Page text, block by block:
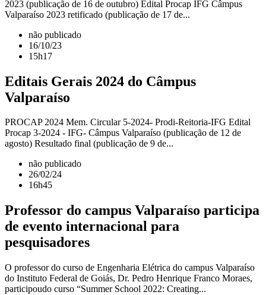
2023 (publicação de 16 de outubro) Edital Procap IFG Câmpus
Valparaíso 2023 retificado (publicação de 17 de...
não publicado
16/10/23
15h17
Editais Gerais 2024 do Câmpus
Valparaíso
PROCAP 2024 Mem. Circular 5-2024- Prodi-Reitoria-IFG Edital
Procap 3-2024 - IFG- Câmpus Valparaíso (publicação de 12 de
agosto) Resultado final (publicação de 9 de...
não publicado
26/02/24
16h45
Professor do campus Valparaíso participa
de evento internacional para
pesquisadores
O professor do curso de Engenharia Elétrica do campus Valparaíso
do Instituto Federal de Goiás, Dr. Pedro Henrique Franco Moraes,
participoudo curso “Summer School 2022: Creating...